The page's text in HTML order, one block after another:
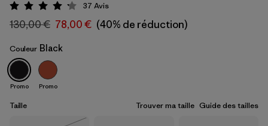
Black
Évaluation: 4.2 / 5
37 Avis
130,00 € 78,00 € (40% de réduction)
Couleur Black
Promo Promo
Taille Trouver ma taille Guide des tailles